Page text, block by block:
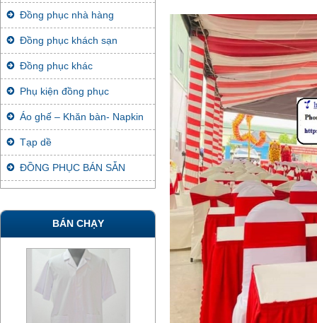
Đồng phục nhà hàng
Đồng phục khách sạn
Đồng phục khác
Phụ kiện đồng phục
Áo ghế – Khăn bàn- Napkin
Tạp dề
ĐỒNG PHỤC BÁN SẴN
BÁN CHẠY
Đồng phục bác sỹ TN07